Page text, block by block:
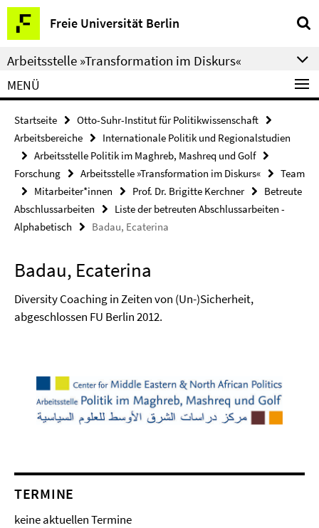
Springe
direkt
zu
Inhalt
Freie Universität Berlin
Service-
Navigation
Arbeitsstelle »Transformation im Diskurs«
MENÜ
Startseite
Otto-Suhr-Institut für Politikwissenschaft
Arbeitsbereiche
Internationale Politik und Regionalstudien
Arbeitsstelle Politik im Maghreb, Mashreq und Golf
Forschung
Arbeitsstelle »Transformation im Diskurs«
Team
Mitarbeiter*innen
Prof. Dr. Brigitte Kerchner
Betreute
Abschlussarbeiten
Liste der betreuten Abschlussarbeiten -
Alphabetisch
Badau, Ecaterina
Badau, Ecaterina
Diversity Coaching in Zeiten von (Un-)Sicherheit,
abgeschlossen FU Berlin 2012.
TERMINE
keine aktuellen Termine